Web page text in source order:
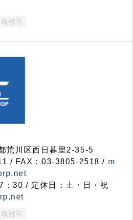
付可
川区西日暮里2-35-5
/ FAX：03-3805-2518 / m
：30 / 定休日：土・日・祝
付可